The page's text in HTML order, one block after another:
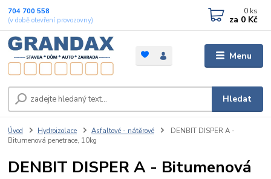
Menu
Hledat
704 700 558
(v době otevření provozovny)
0 ks
za 0 Kč
Úvod Hydroizolace Asfaltové - nátěrové
DENBIT DISPER A -
Bitumenová penetrace, 10kg
DENBIT DISPER A - Bitumenová